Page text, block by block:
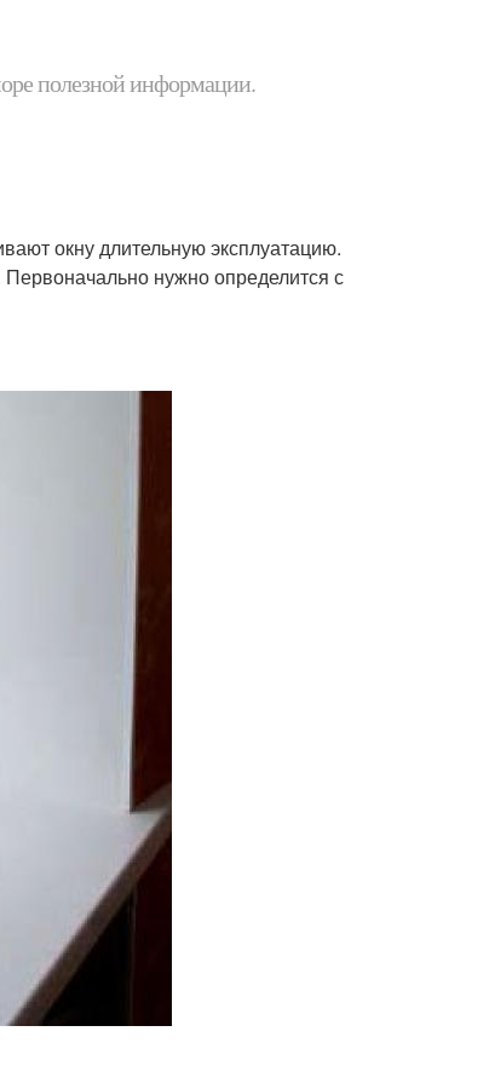
полезной информации.
окну длительную эксплуатацию.
нужно определится с